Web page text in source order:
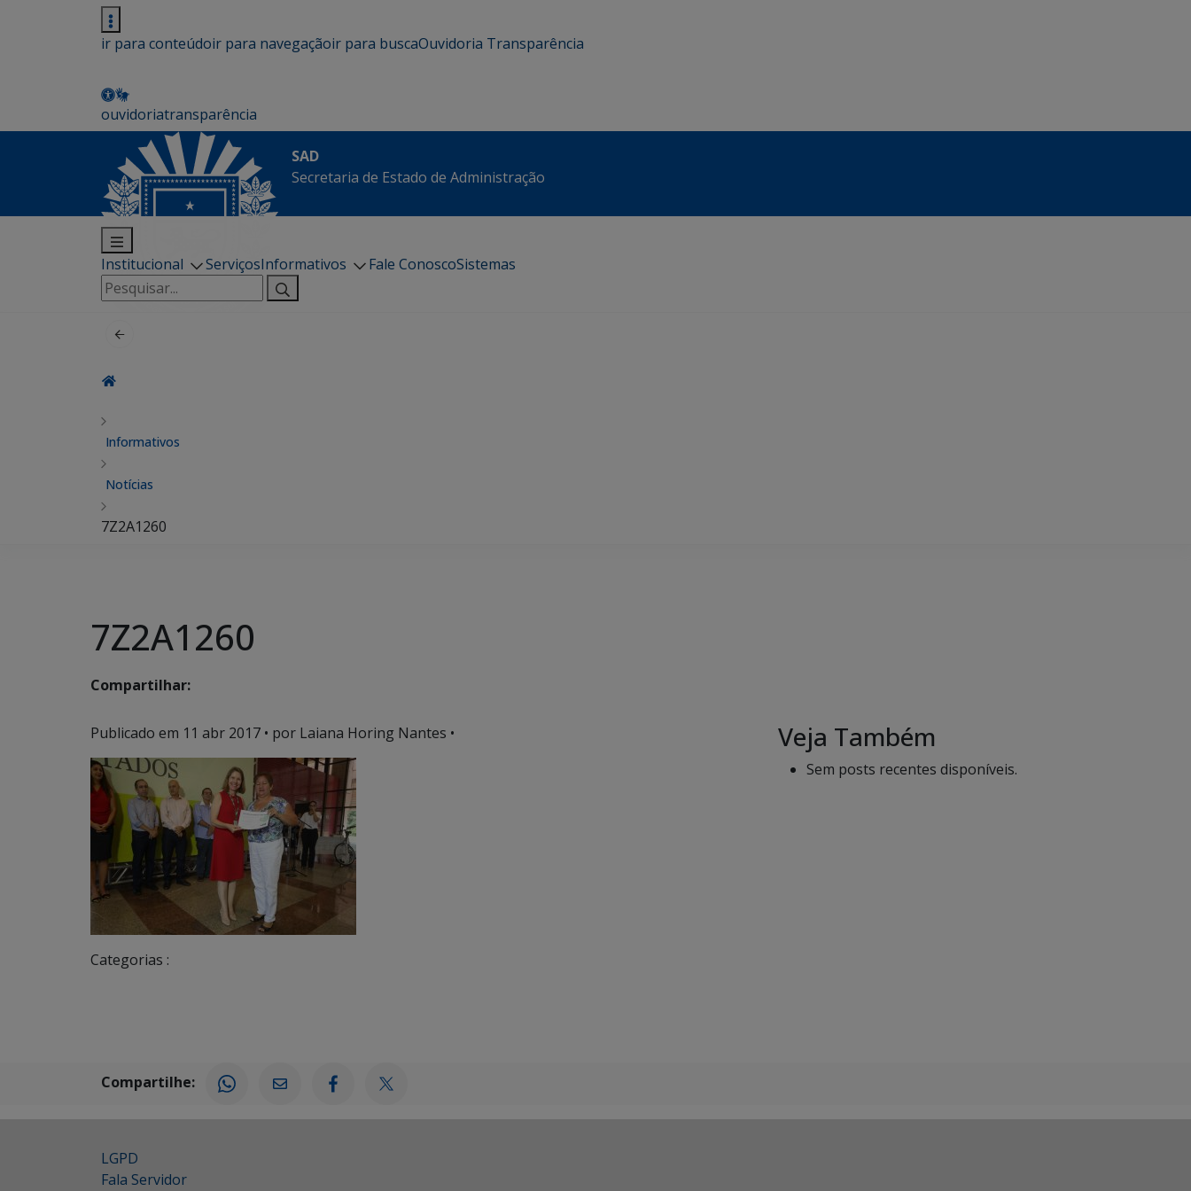
ir para conteúdoir para navegaçãoir para buscaOuvidoria Transparência
ouvidoriatransparência
SAD
Secretaria de Estado de Administração
Institucional ServiçosInformativos Fale ConoscoSistemas
Pesquisar
por:
Informativos
Notícias
7Z2A1260
7Z2A1260
Compartilhar:
Publicado em 11 abr 2017 • por Laiana Horing Nantes •
Categorias :
Veja Também
Sem posts recentes disponíveis.
Compartilhe:
LGPD
Fala Servidor